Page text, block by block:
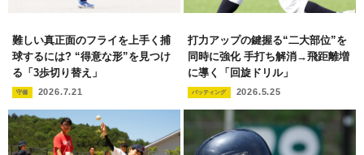
難しい真正面のフライを上手く捕
球するには? “得意な形”を見つけ
る「3歩切り替え」
守備 2026.7.21
打力アップの鍵握る“二大部位”を
同時に強化 手打ち解消→飛距離増
に導く「回旋ドリル」
バッティング 2026.5.25